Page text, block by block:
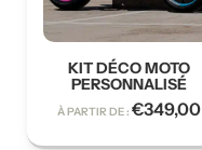
KIT DÉCO MOTO
PERSONNALISÉ
À PARTIR DE : €349,00